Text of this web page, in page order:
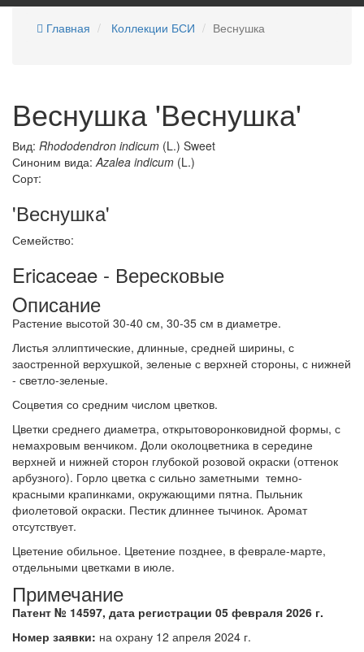
Главная Коллекции БСИ Веснушка
Веснушка 'Веснушка'
Вид: Rhododendron indicum (L.) Sweet
Синоним вида: Azalea indicum (L.)
Сорт:
'Веснушка'
Семейство:
Ericaceae - Вересковые
Oписание
Растение высотой 30-40 см, 30-35 см в диаметре.
Листья эллиптические, длинные, средней ширины, с
заостренной верхушкой, зеленые с верхней стороны, с нижней
- светло-зеленые.
Соцветия со средним числом цветков.
Цветки среднего диаметра, открытоворонковидной формы, с
немахровым венчиком. Доли околоцветника в середине
верхней и нижней сторон глубокой розовой окраски (оттенок
арбузного). Горло цветка с сильно заметными темно-
красными крапинками, окружающими пятна. Пыльник
фиолетовой окраски. Пестик длиннее тычинок. Аромат
отсутствует.
Цветение обильное. Цветение позднее, в феврале-марте,
отдельными цветками в июле.
Примечание
Патент № 14597, дата регистрации 05 февраля 2026 г.
Номер заявки: на охрану 12 апреля 2024 г.